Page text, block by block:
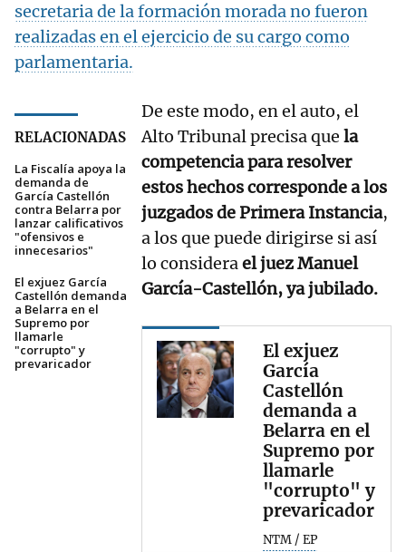
secretaria de la formación morada no fueron
realizadas en el ejercicio de su cargo como
parlamentaria.
RELACIONADAS
La Fiscalía apoya la
demanda de
García Castellón
contra Belarra por
lanzar calificativos
"ofensivos e
innecesarios"
El exjuez García
Castellón demanda
a Belarra en el
Supremo por
llamarle
"corrupto" y
prevaricador
De este modo, en el auto, el
Alto Tribunal precisa que la
competencia para resolver
estos hechos corresponde a los
juzgados de Primera Instancia,
a los que puede dirigirse si así
lo considerael juez Manuel
García-Castellón, ya jubilado.
El exjuez
García
Castellón
demanda a
Belarra en el
Supremo por
llamarle
"corrupto" y
prevaricador
NTM / EP